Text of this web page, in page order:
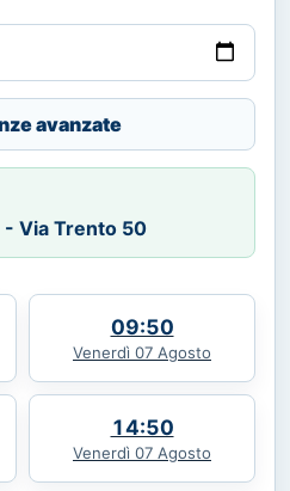
avanzate
Via Trento 50
09:50
Venerdì 07 Agosto
14:50
Venerdì 07 Agosto